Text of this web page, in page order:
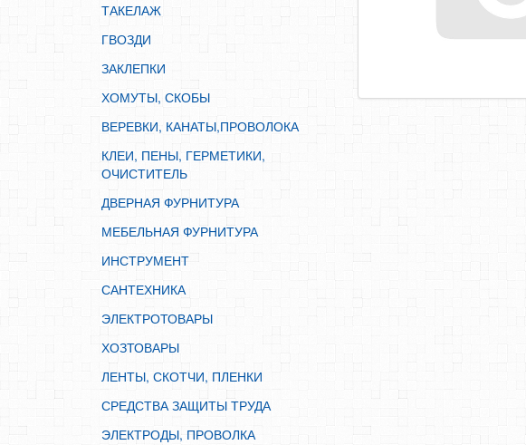
МЕБЕЛЬНАЯ ФУРНИТУРА
ИНСТРУМЕНТ
САНТЕХНИКА
ЭЛЕКТРОТОВАРЫ
ХОЗТОВАРЫ
ЛЕНТЫ, СКОТЧИ, ПЛЕНКИ
СРЕДСТВА ЗАЩИТЫ ТРУДА
ЭЛЕКТРОДЫ, ПРОВОЛКА
ТАКЕЛАЖ
ГВОЗДИ
ЗАКЛЕПКИ
ХОМУТЫ, СКОБЫ
ВЕРЕВКИ, КАНАТЫ,ПРОВОЛОКА
КЛЕИ, ПЕНЫ, ГЕРМЕТИКИ,
ОЧИСТИТЕЛЬ
ДВЕРНАЯ ФУРНИТУРА
МЕБЕЛЬНАЯ ФУРНИТУРА
ИНСТРУМЕНТ
САНТЕХНИКА
ЭЛЕКТРОТОВАРЫ
ХОЗТОВАРЫ
ЛЕНТЫ, СКОТЧИ, ПЛЕНКИ
СРЕДСТВА ЗАЩИТЫ ТРУДА
ЭЛЕКТРОДЫ, ПРОВОЛКА